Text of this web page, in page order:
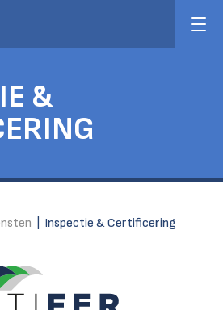
&
Inspectie & Certificering